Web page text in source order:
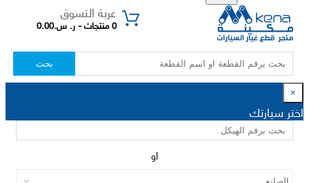
عربة التسوق
0 منتجات - ر. س.0.00
بحث
×
اختر سيارتك
او